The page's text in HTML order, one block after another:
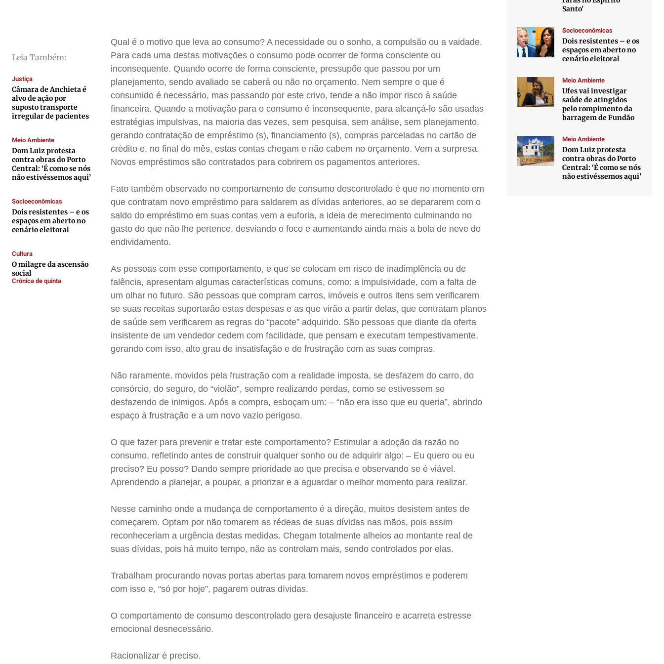
Colunas
Gustavo Bastos
Jr Mignone (in memorian)
Wanda Sily
Publicidade Legal
Anuncie
Quem Somos
Expediente
Contato
Termos de Uso
Colunas
Gustavo Bastos
Jr Mignone (in memorian)
Wanda Sily
Publicidade Legal
Anuncie
Quem Somos
Expediente
Contato
Termos de Uso
Colunas
Gustavo Bastos
Jr Mignone (in memorian)
Wanda Sily
Publicidade Legal
Anuncie
Quem Somos
Expediente
Contato
Termos de Uso
Colunas
Gustavo Bastos
Jr Mignone (in memorian)
Wanda Sily
Publicidade Legal
Anuncie
Quem Somos
Expediente
Contato
Termos de Uso
Leia Também:
Justiça
Câmara de Anchieta é
alvo de ação por
suposto transporte
irregular de pacientes
Meio Ambiente
Dom Luiz protesta
contra obras do Porto
Central: ‘É como se nós
não estivéssemos aqui’
Socioeconômicas
Dois resistentes – e os
espaços em aberto no
cenário eleitoral
Cultura
O milagre da ascensão
social
Crônica de quinta
Qual é o motivo que leva ao consumo? A necessidade ou o sonho, a compulsão ou a vaidade.
Para cada uma destas motivações o consumo pode ocorrer de forma consciente ou
inconsequente. Quando ocorre de forma consciente, pressupõe que passou por um
planejamento, sendo avaliado se caberá ou não no orçamento. Nem sempre o que é
consumido é necessário, mas passando por este crivo, tende a não impor risco à saúde
financeira. Quando a motivação para o consumo é inconsequente, para alcançá-lo são usadas
estratégias impulsivas, na maioria das vezes, sem pesquisa, sem análise, sem planejamento,
gerando contratação de empréstimo (s), financiamento (s), compras parceladas no cartão de
crédito e, no final do mês, estas contas chegam e não cabem no orçamento. Vem a surpresa.
Novos empréstimos são contratados para cobrirem os pagamentos anteriores.
Fato também observado no comportamento de consumo descontrolado é que no momento em
que contratam novo empréstimo para saldarem as dívidas anteriores, ao se depararem com o
saldo do empréstimo em suas contas vem a euforia, a ideia de merecimento culminando no
gasto do que não lhe pertence, desviando o foco e aumentando ainda mais a bola de neve do
endividamento.
As pessoas com esse comportamento, e que se colocam em risco de inadimplência ou de
falência, apresentam algumas características comuns, como: a impulsividade, com a falta de
um olhar no futuro. São pessoas que compram carros, imóveis e outros itens sem verificarem
se suas receitas suportarão estas despesas e as que virão a partir delas, que contratam planos
de saúde sem verificarem as regras do “pacote” adquirido. São pessoas que diante da oferta
insistente de um vendedor cedem com facilidade, que pensam e executam tempestivamente,
gerando com isso, alto grau de insatisfação e de frustração com as suas compras.
Não raramente, movidos pela frustração com a realidade imposta, se desfazem do carro, do
consórcio, do seguro, do “violão”, sempre realizando perdas, como se estivessem se
desfazendo de inimigos. Após a compra, esboçam um: – “não era isso que eu queria”, abrindo
espaço à frustração e a um novo vazio perigoso.
O que fazer para prevenir e tratar este comportamento? Estimular a adoção da razão no
consumo, refletindo antes de construir qualquer sonho ou de adquirir algo: – Eu quero ou eu
preciso? Eu posso? Dando sempre prioridade ao que precisa e observando se é viável.
Aprendendo a planejar, a poupar, a priorizar e a aguardar o melhor momento para realizar.
Nesse caminho onde a mudança de comportamento é a direção, muitos desistem antes de
começarem. Optam por não tomarem as rédeas de suas dívidas nas mãos, pois assim
reconheceriam a urgência destas medidas. Chegam totalmente alheios ao montante real de
suas dívidas, pois há muito tempo, não as controlam mais, sendo controlados por elas.
Trabalham procurando novas portas abertas para tomarem novos empréstimos e poderem
com isso e, “só por hoje”, pagarem outras dívidas.
O comportamento de consumo descontrolado gera desajuste financeiro e acarreta estresse
emocional desnecessário.
Racionalizar é preciso.
Santo’
Socioeconômicas
Dois resistentes – e os
espaços em aberto no
cenário eleitoral
Meio Ambiente
Ufes vai investigar
saúde de atingidos
pelo rompimento da
barragem de Fundão
Meio Ambiente
Dom Luiz protesta
contra obras do Porto
Central: ‘É como se nós
não estivéssemos aqui’